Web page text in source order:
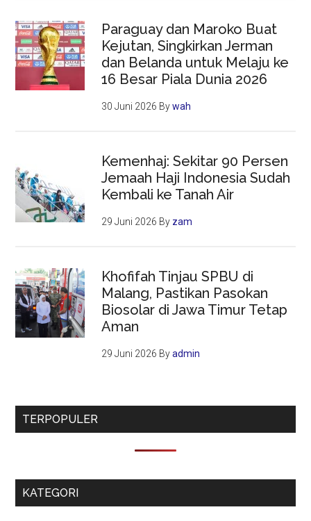
Paraguay dan Maroko Buat
Kejutan, Singkirkan Jerman
dan Belanda untuk Melaju ke
16 Besar Piala Dunia 2026
30 Juni 2026 Bywah
Kemenhaj: Sekitar 90 Persen
Jemaah Haji Indonesia Sudah
Kembali ke Tanah Air
29 Juni 2026 By zam
Khofifah Tinjau SPBU di
Malang, Pastikan Pasokan
Biosolar di Jawa Timur Tetap
Aman
29 Juni 2026 Byadmin
TERPOPULER
KATEGORI